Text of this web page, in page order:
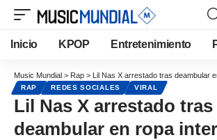
Inicio KPOP Entretenimiento
Music Mundial > Rap > Lil Nas X arrestado tras deambular en ropa interior
RAP REDES SOCIALES VIRAL
Lil Nas X arrestado tras
deambular en ropa